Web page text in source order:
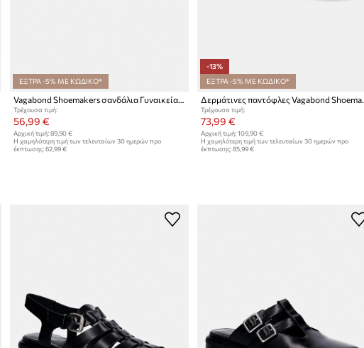
ΕΞΤΡΑ -5% ΜΕ ΚΩΔΙΚΟ*
Vagabond Shoemakers σανδάλια Γυναικεία δερμάτινα ZAIDA
Τρέχουσα τιμή:
56,99 €
Αρχική τιμή: 89,90 €
Η χαμηλότερη τιμή των τελευταίων 30 ημερών προ
έκπτωσης: 62,99 €
-13%
ΕΞΤΡΑ -5% ΜΕ ΚΩΔΙΚΟ*
Δερμάτινες
Τρέχουσα τιμή:
73,99 €
Αρχική τιμή: 109,90 €
Η χαμηλότερη τιμή των τελευταίων 30 ημερών προ
έκπτωσης: 85,99 €